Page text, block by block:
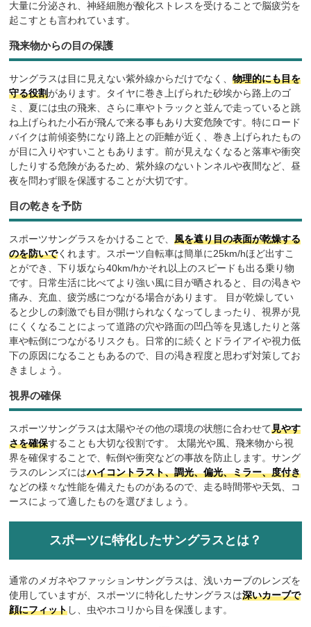
【スタッフ厳選】レンズ別おすすめモデル
ハイコントラストレンズ
ミラーレンズ
調光レンズ
偏光レンズ
度付きレンズ
まとめ
購入のご相談は店舗でもオンラインでも
人気ブランド
大量に分泌され、神経細胞が酸化ストレスを受けることで脳疲労を
起こすとも言われています。
飛来物からの目の保護
サングラスは目に見えない紫外線からだけでなく、物理的にも目を
守る役割があります。タイヤに巻き上げられた砂埃から路上のゴ
ミ、夏には虫の飛来、さらに車やトラックと並んで走っていると跳
ね上げられた小石が飛んで来る事もあり大変危険です。特にロード
バイクは前傾姿勢になり路上との距離が近く、巻き上げられたもの
が目に入りやすいこともあります。前が見えなくなると落車や衝突
したりする危険があるため、紫外線のないトンネルや夜間など、昼
夜を問わず眼を保護することが大切です。
目の乾きを予防
スポーツサングラスをかけることで、風を遮り目の表面が乾燥する
のを防いでくれます。スポーツ自転車は簡単に25km/hほど出すこ
とができ、下り坂なら40km/hかそれ以上のスピードも出る乗り物
です。日常生活に比べてより強い風に目が晒されると、目の渇きや
痛み、充血、疲労感につながる場合があります。 目が乾燥してい
ると少しの刺激でも目が開けられなくなってしまったり、視界が見
にくくなることによって道路の穴や路面の凹凸等を見逃したりと落
車や転倒につながるリスクも。日常的に続くとドライアイや視力低
下の原因になることもあるので、目の渇き程度と思わず対策してお
きましょう。
視界の確保
スポーツサングラスは太陽やその他の環境の状態に合わせて見やす
さを確保することも大切な役割です。 太陽光や風、飛来物から視
界を確保することで、転倒や衝突などの事故を防止します。サング
ラスのレンズにはハイコントラスト、調光、偏光、ミラー、度付き
などの様々な性能を備えたものがあるので、走る時間帯や天気、コ
ースによって適したものを選びましょう。
スポーツに特化したサングラスとは？
通常のメガネやファッションサングラスは、浅いカーブのレンズを
使用していますが、スポーツに特化したサングラスは深いカーブで
顔にフィットし、虫やホコリから目を保護します。